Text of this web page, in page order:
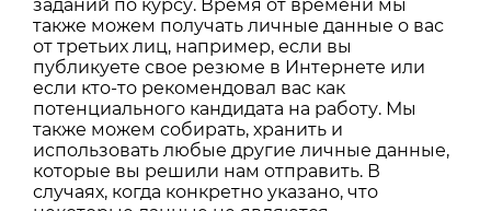
заданий по курсу. Время от времени мы
также можем получать личные данные о вас
от третьих лиц, например, если вы
публикуете свое резюме в Интернете или
если кто-то рекомендовал вас как
потенциального кандидата на работу. Мы
также можем собирать, хранить и
использовать любые другие личные данные,
которые вы решили нам отправить. В
случаях, когда конкретно указано, что